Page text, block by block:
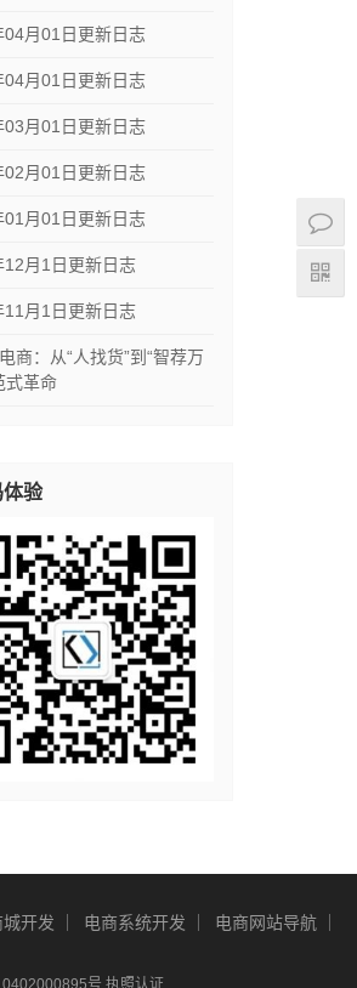
04月01日更新日志
04月01日更新日志
03月01日更新日志
02月01日更新日志
01月01日更新日志
12月1日更新日志
11月1日更新日志
商：从“人找货”到“智荐万
式革命
验
开发 电商系统开发
电商网站导航
号 执照认证